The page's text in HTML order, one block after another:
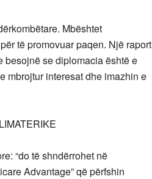
Mbështet
të promovuar paqen. Një raport
besojnë se diplomacia është e
mbrojtur interesat dhe imazhin e
“do të shndërrohet në
Advantage” që përfshin